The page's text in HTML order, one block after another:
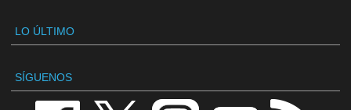
LO ÚLTIMO
SÍGUENOS